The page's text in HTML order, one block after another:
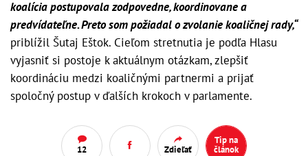
koalícia postupovala zodpovedne, koordinovane a
predvídateľne. Preto som požiadal o zvolanie koaličnej rady,“
priblížil Šutaj Eštok. Cieľom stretnutia je podľa Hlasu
vyjasniť si postoje k aktuálnym otázkam, zlepšiť
koordináciu medzi koaličnými partnermi a prijať
spoločný postup v ďalších krokoch v parlamente.
12 Zdieľať
Tip na
článok